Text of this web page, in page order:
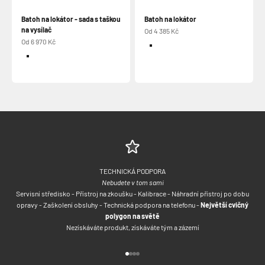
Batoh na lokátor - sada s taškou
na vysílač
Prodejní cena
Od 6 970 Kč
Barva
Batoh na lokátor
Prodejní cena
Od 4 385 Kč
Barva
TECHNICKÁ PODPORA
Nebudete v tom sami
Servisní středisko - Přístroj na zkoušku - Kalibrace - Náhradní přístroj po dobu
opravy - Zaškolení obsluhy - Technická podpora na telefonu -Největší cvičný
polygon na světě
Nezískáváte produkt, získáváte tým a zázemí